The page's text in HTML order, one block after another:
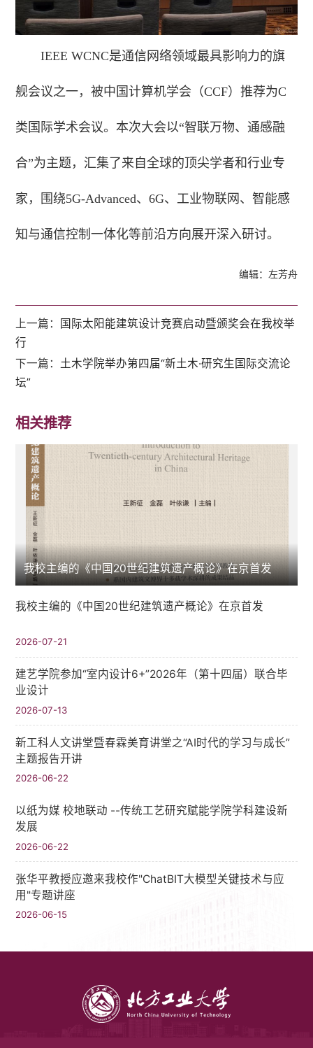
IEEE WCNC是通信网络领域最具影响力的旗
舰会议之一，被中国计算机学会（CCF）推荐为C
类国际学术会议。本次大会以“智联万物、通感融
合”为主题，汇集了来自全球的顶尖学者和行业专
家，围绕5G-Advanced、6G、工业物联网、智能感
知与通信控制一体化等前沿方向展开深入研讨。
编辑：左芳舟
上一篇：
国际太阳能建筑设计竞赛启动暨颁奖会在我校举
行
下一篇： 土木学院举办第四届“新土木·研究生国际交流论
坛”
相关推荐
我校主编的《中国20世纪建筑遗产概论》在京首发
我校主编的《中国20世纪建筑遗产概论》在京首发
2026-07-21
建艺学院参加“室内设计6+”2026年（第十四届）联合毕
业设计
2026-07-13
新工科人文讲堂暨春霖美育讲堂之“AI时代的学习与成长”
主题报告开讲
2026-06-22
以纸为媒 校地联动 --传统工艺研究赋能学院学科建设新
发展
2026-06-22
张华平教授应邀来我校作"ChatBIT大模型关键技术与应
用"专题讲座
2026-06-15